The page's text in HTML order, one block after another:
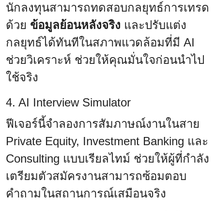
นักลงทุนสามารถทดสอบกลยุทธ์การเทรด
ด้วย ข้อมูลย้อนหลังจริง และปรับแต่ง
กลยุทธ์ได้ทันทีในสภาพแวดล้อมที่มี AI
ช่วยวิเคราะห์ ช่วยให้คุณมั่นใจก่อนนำไป
ใช้จริง
4. AI Interview Simulator
ฟีเจอร์นี้จำลองการสัมภาษณ์งานในสาย
Private Equity, Investment Banking และ
Consulting แบบเรียลไทม์ ช่วยให้ผู้ที่กำลัง
เตรียมตัวสมัครงานสามารถซ้อมตอบ
คำถามในสถานการณ์เสมือนจริง